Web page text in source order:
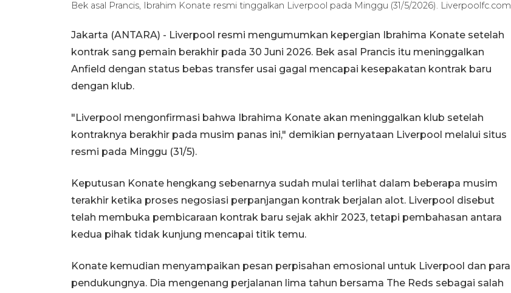
Bek asal Prancis, Ibrahim Konate resmi tinggalkan Liverpool pada Minggu (31/5/2026). Liverpoolfc.com
Jakarta (ANTARA) - Liverpool resmi mengumumkan kepergian Ibrahima Konate setelah
kontrak sang pemain berakhir pada 30 Juni 2026. Bek asal Prancis itu meninggalkan
Anfield dengan status bebas transfer usai gagal mencapai kesepakatan kontrak baru
dengan klub.
"Liverpool mengonfirmasi bahwa Ibrahima Konate akan meninggalkan klub setelah
kontraknya berakhir pada musim panas ini," demikian pernyataan Liverpool melalui situs
resmi pada Minggu (31/5).
Keputusan Konate hengkang sebenarnya sudah mulai terlihat dalam beberapa musim
terakhir ketika proses negosiasi perpanjangan kontrak berjalan alot. Liverpool disebut
telah membuka pembicaraan kontrak baru sejak akhir 2023, tetapi pembahasan antara
kedua pihak tidak kunjung mencapai titik temu.
Konate kemudian menyampaikan pesan perpisahan emosional untuk Liverpool dan para
pendukungnya. Dia mengenang perjalanan lima tahun bersama The Reds sebagai salah